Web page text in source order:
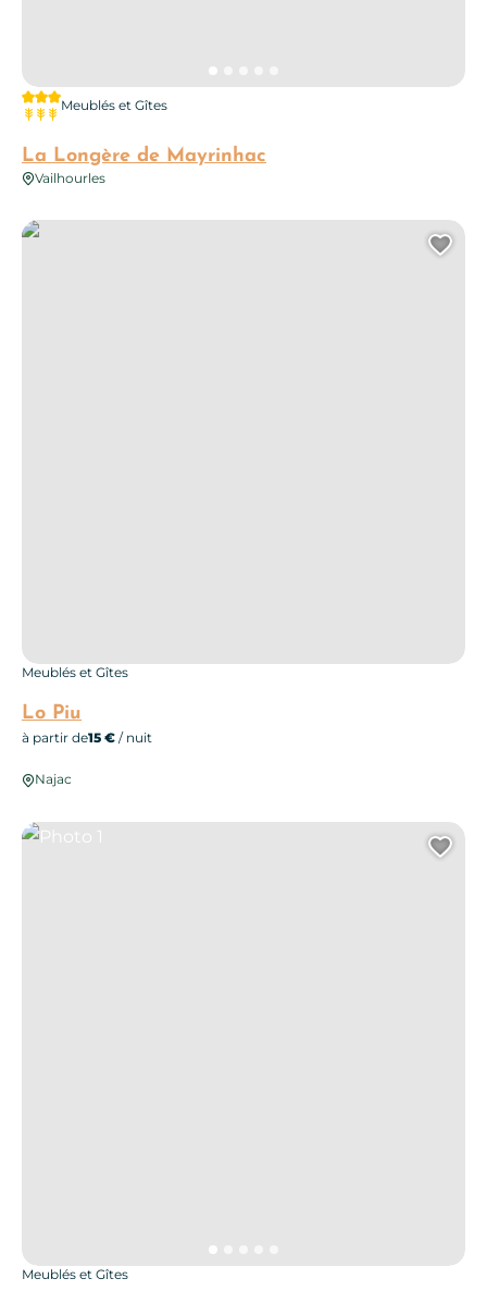
La Longère de Mayrinhac
3 étoiles
3 épisMeublés et Gîtes
Vailhourles
Lo Piu
Meublés et Gîtes
à partir de15 € / nuit
Najac
Lo Piu
Meublés et Gîtes
Photo 1